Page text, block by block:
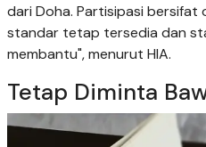
dari Doha. Partisipasi bersifat
standar tetap tersedia dan
membantu", menurut HIA.
Tetap Diminta